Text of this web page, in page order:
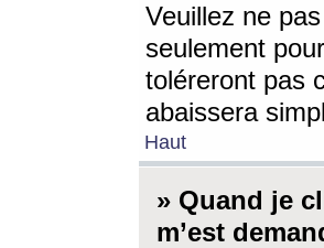
Veuillez ne
seulement
toléreront pas
abaissera
Haut
» Quand je
m’est